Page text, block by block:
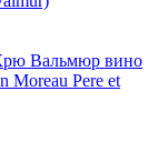
Вальмюр вино
Moreau Pere et